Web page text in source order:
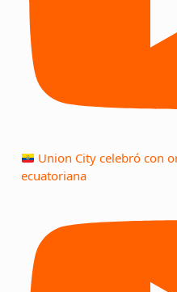
Union City celebró con
ecuatoriana